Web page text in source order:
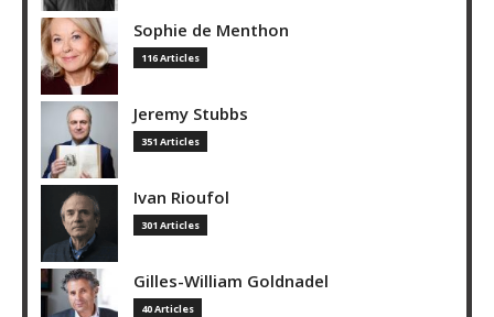
Sophie de Menthon
116 Articles
Jeremy Stubbs
351 Articles
Ivan Rioufol
301 Articles
Gilles-William Goldnadel
40 Articles